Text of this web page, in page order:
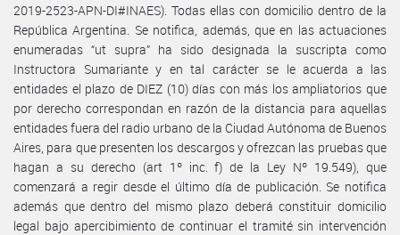
2019-2523-APN-DI#INAES). Todas ellas con domicilio dentro de la
República Argentina. Se notifica, además, que en las actuaciones
enumeradas “ut supra” ha sido designada la suscripta como
Instructora Sumariante y en tal carácter se le acuerda a las
entidades el plazo de DIEZ (10) días con más los ampliatorios que
por derecho correspondan en razón de la distancia para aquellas
entidades fuera del radio urbano de la Ciudad Autónoma de Buenos
Aires, para que presenten los descargos y ofrezcan las pruebas que
hagan a su derecho (art 1º inc. f) de la Ley Nº 19.549), que
comenzará a regir desde el último día de publicación. Se notifica
además que dentro del mismo plazo deberá constituir domicilio
legal bajo apercibimiento de continuar el tramité sin intervención